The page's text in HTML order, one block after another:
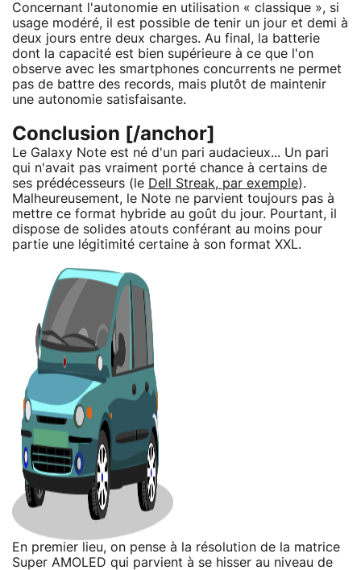
Concernant l'autonomie en utilisation « classique », si
usage modéré, il est possible de tenir un jour et demi à
deux jours entre deux charges. Au final, la batterie
dont la capacité est bien supérieure à ce que l'on
observe avec les smartphones concurrents ne permet
pas de battre des records, mais plutôt de maintenir
une autonomie satisfaisante.
Conclusion [/anchor]
Le Galaxy Note est né d'un pari audacieux... Un pari
qui n'avait pas vraiment porté chance à certains de
ses prédécesseurs (le Dell Streak, par exemple).
Malheureusement, le Note ne parvient toujours pas à
mettre ce format hybride au goût du jour. Pourtant, il
dispose de solides atouts conférant au moins pour
partie une légitimité certaine à son format XXL.
En premier lieu, on pense à la résolution de la matrice
Super AMOLED qui parvient à se hisser au niveau de